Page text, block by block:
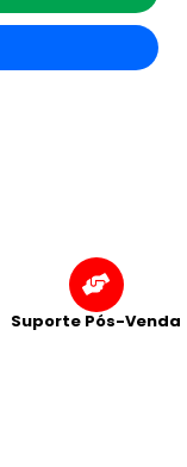
Suporte Pós-Venda